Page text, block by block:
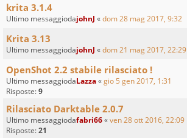
krita 3.1.4
Ultimo messaggiodajohnJ «dom 28 mag 2017, 9:32
Krita 3.13
Ultimo messaggiodajohnJ «dom 21 mag 2017, 22:29
OpenShot 2.2 stabile rilasciato !
Ultimo messaggiodaLazza«gio 5 gen 2017, 1:31
Risposte:9
Rilasciato Darktable 2.0.7
Ultimo messaggiodafabri66«ven 28 ott 2016, 22:09
Risposte:21